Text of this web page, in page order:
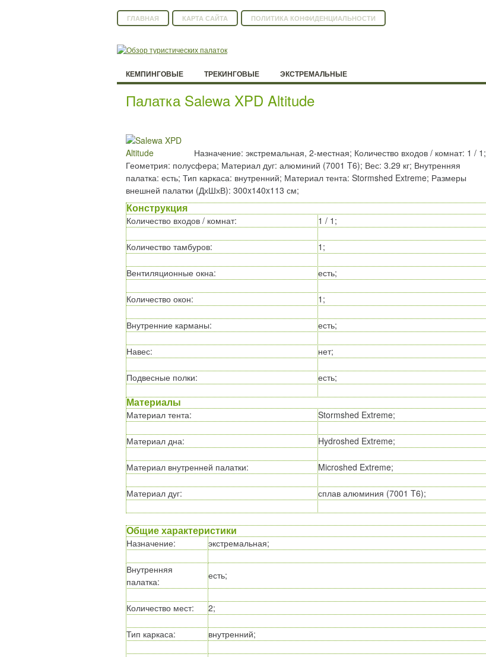
ГЛАВНАЯ КАРТА САЙТА ПОЛИТИКА КОНФИДЕНЦИАЛЬНОСТИ
КЕМПИНГОВЫЕ ТРЕКИНГОВЫЕ ЭКСТРЕМАЛЬНЫЕ
Палатка Salewa XPD Altitude
Назначение: экстремальная, 2-местная; Количество входов / комнат: 1 / 1;
Геометрия: полусфера; Материал дуг: алюминий (7001 T6); Вес: 3.29 кг; Внутренняя
палатка: есть; Тип каркаса: внутренний; Материал тента: Stormshed Extreme; Размеры
внешней палатки (ДхШхВ): 300x140x113 см;
Конструкция
Количество входов / комнат: 1 / 1;
Количество тамбуров: 1;
Вентиляционные окна: есть;
Количество окон: 1;
Внутренние карманы: есть;
Навес: нет;
Подвесные полки: есть;
Материалы
Материал тента: Stormshed Extreme;
Материал дна: Hydroshed Extreme;
Материал внутренней палатки: Microshed Extreme;
Материал дуг: сплав алюминия (7001 T6);
Общие характеристики
Назначение: экстремальная;
Внутренняя
палатка:
есть;
Количество мест: 2;
Тип каркаса: внутренний;